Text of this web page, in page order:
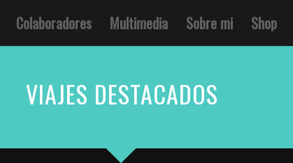
Colaboradores Multimedia Sobre mi Shop
VIAJES DESTACADOS